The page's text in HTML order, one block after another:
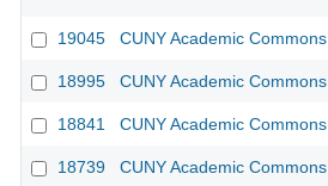
19045 CUNY Academic Commons
18995 CUNY Academic Commons
18841 CUNY Academic Commons
18739 CUNY Academic Commons